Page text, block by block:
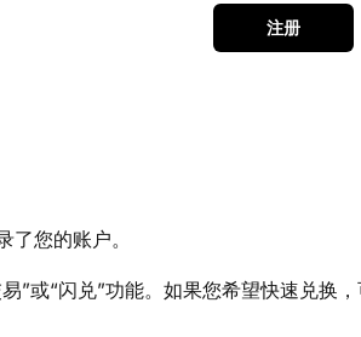
注册
您的账户。
”或“闪兑”功能。如果您希望快速兑换